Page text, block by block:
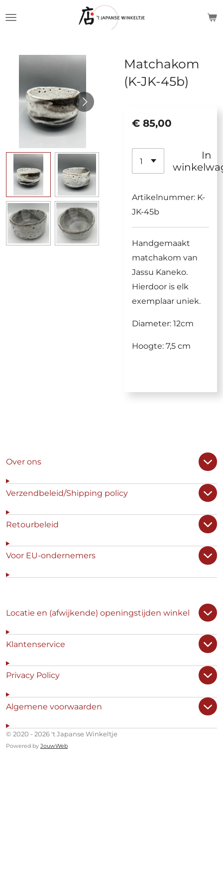
Matchakom
(K-JK-45b)
€ 85,00
In
Artikelnummer: K-
JK-45b
Handgemaakt
matchakom van
Jassu Kaneko.
Hierdoor is elk
exemplaar uniek.
Diameter: 12cm
Hoogte: 7,5 cm
Over ons
Verzendbeleid/Shipping policy
Retourbeleid
Voor EU-ondernemers
Locatie en (afwijkende) openingstijden winkel
Klantenservice
Privacy Policy
Algemene voorwaarden
© 2020 - 2026 't Japanse Winkeltje
Powered by JouwWeb